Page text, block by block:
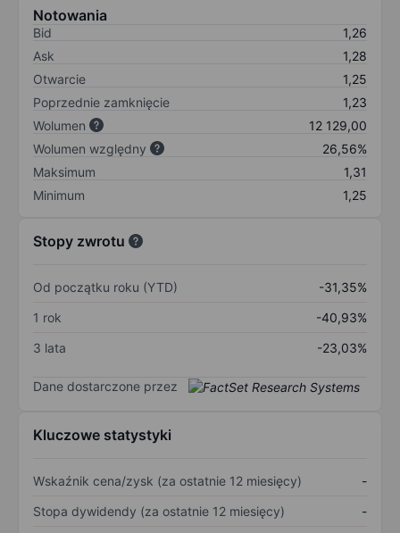
Notowania
Bid
1,26
Ask
1,28
Otwarcie
1,25
Poprzednie zamknięcie
1,23
Wolumen
12 129,00
Wolumen względny
26,56%
Maksimum
1,31
Minimum
1,25
Stopy zwrotu
Od początku roku (YTD)
-31,35%
1 rok
-40,93%
3 lata
-23,03%
Dane dostarczone przez
Kluczowe statystyki
Wskaźnik cena/zysk (za ostatnie 12 miesięcy)
-
Stopa dywidendy (za ostatnie 12 miesięcy)
-